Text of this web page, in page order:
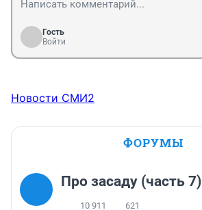
Гость
Войти
Новости СМИ2
ФОРУМЫ
Про засаду (часть 7)
10 911 621